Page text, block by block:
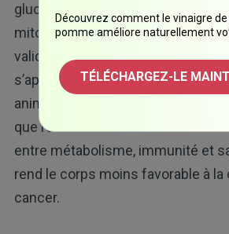
glucides, le soutien du microbiote
mitochondriales. Cette approche
validée par de larges essais
s’appuie sur de petites études,
animales et des données
que remodeler votre « terrain
entre métabolisme, immunité et
rend le corps moins favorable à
cancer.
Découvrez comment le vinaigre de
pomme améliore naturellement
TÉLÉCHARGEZ-LE